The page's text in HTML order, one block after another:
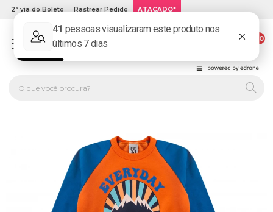
2ª via do Boleto Rastrear Pedido ATACADO*
00